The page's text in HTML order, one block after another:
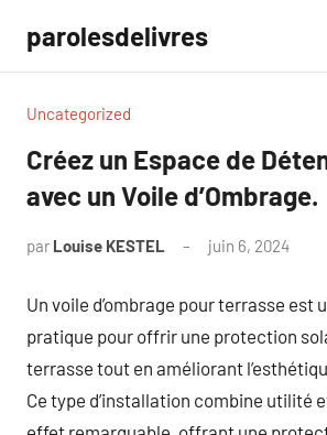
contenu
parolesdelivres
Uncategorized
Créez un Espace de
avec un Voile d’Ombrage.
par Louise KESTEL juin 6, 2024
Un voile d’ombrage pour terrasse est
pratique pour offrir une protection
terrasse tout en améliorant
Ce type d’installation combine utilité